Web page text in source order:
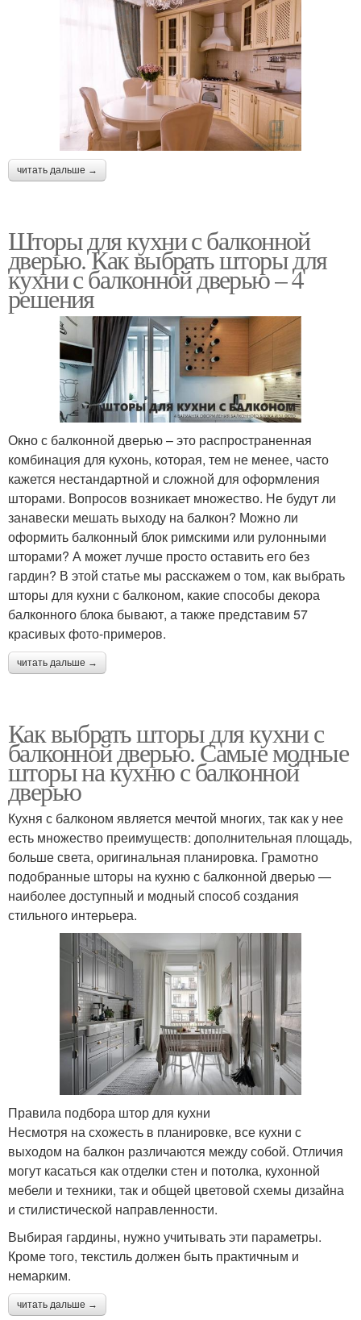
читать дальше →
Шторы для кухни с балконной
дверью. Как выбрать шторы для
кухни с балконной дверью – 4
решения
Окно с балконной дверью – это распространенная
комбинация для кухонь, которая, тем не менее, часто
кажется нестандартной и сложной для оформления
шторами. Вопросов возникает множество. Не будут ли
занавески мешать выходу на балкон? Можно ли
оформить балконный блок римскими или рулонными
шторами? А может лучше просто оставить его без
гардин? В этой статье мы расскажем о том, как выбрать
шторы для кухни с балконом, какие способы декора
балконного блока бывают, а также представим 57
красивых фото-примеров.
читать дальше →
Как выбрать шторы для кухни с
балконной дверью. Самые модные
шторы на кухню с балконной
дверью
Кухня с балконом является мечтой многих, так как у нее
есть множество преимуществ: дополнительная площадь,
больше света, оригинальная планировка. Грамотно
подобранные шторы на кухню с балконной дверью —
наиболее доступный и модный способ создания
стильного интерьера.
Правила подбора штор для кухни
Несмотря на схожесть в планировке, все кухни с
выходом на балкон различаются между собой. Отличия
могут касаться как отделки стен и потолка, кухонной
мебели и техники, так и общей цветовой схемы дизайна
и стилистической направленности.
Выбирая гардины, нужно учитывать эти параметры.
Кроме того, текстиль должен быть практичным и
немарким.
читать дальше →